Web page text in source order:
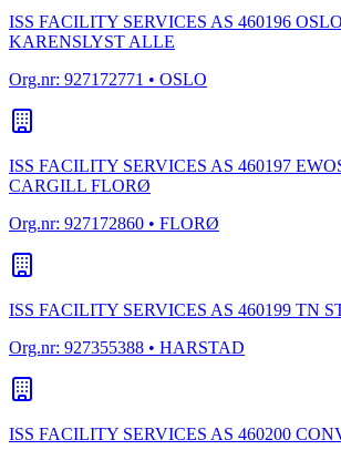
ISS FACILITY SERVICES AS 460196
KARENSLYST ALLE
Org.nr: 927172771 • OSLO
ISS FACILITY SERVICES AS 460197
CARGILL FLORØ
Org.nr: 927172860 • FLORØ
ISS FACILITY SERVICES AS 460199 TN
Org.nr: 927355388 • HARSTAD
ISS FACILITY SERVICES AS 460200